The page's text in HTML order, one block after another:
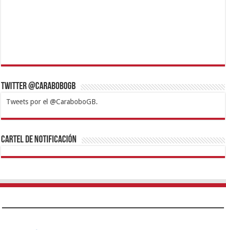
Twitter @CaraboboGB
Tweets por el @CaraboboGB.
1xbetBetturkeyBetistKralbetSupertotobetTipobetMatadorbetMariobet
https://mvbcasino.com/
Cartel de Notificación